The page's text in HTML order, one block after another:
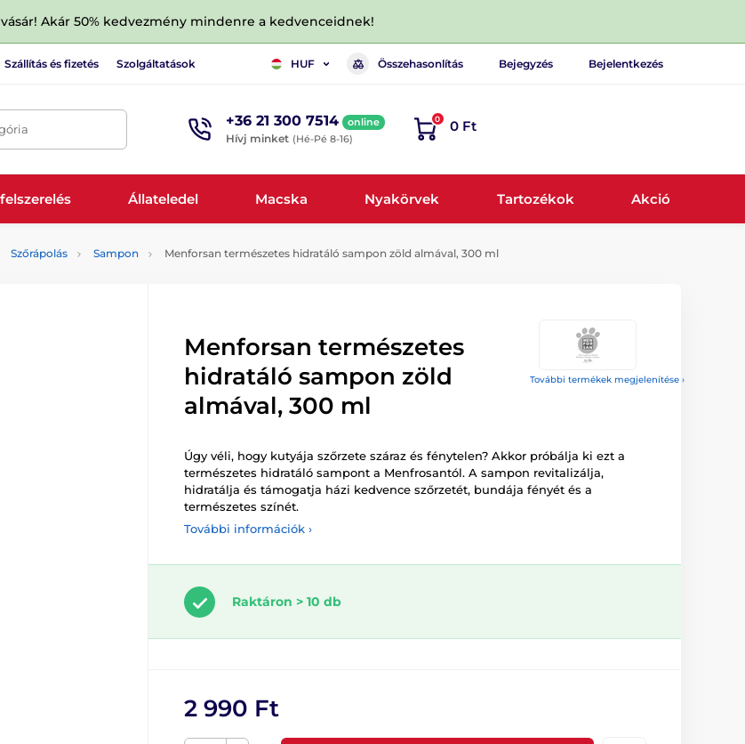
Akár 50% kedvezmény mindenre a kedvenceidnek!
Szállítás és fizetés Szolgáltatások HUF Összehasonlítás Bejegyzés Bejelentkezés
+36 21 300 7514 online
Hívj minket (Hé-Pé 8-16)
0 0 Ft
Állateledel Macska Nyakörvek Tartozékok Akció
Szőrápolás Sampon Menforsan természetes hidratáló sampon zöld almával, 300 ml
További termékek megjelenítése ›
Menforsan természetes
hidratáló sampon zöld
almával, 300 ml
Úgy véli, hogy kutyája szőrzete száraz és fénytelen? Akkor próbálja ki ezt a
természetes hidratáló sampont a Menfrosantól. A sampon revitalizálja,
hidratálja és támogatja házi kedvence szőrzetét, bundája fényét és a
természetes színét.
További információk ›
Raktáron > 10 db
2 990 Ft